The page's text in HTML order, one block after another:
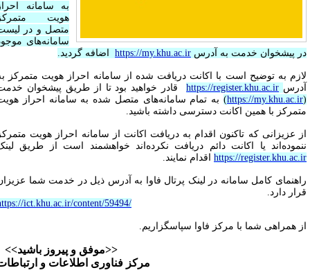
به سامانه احراز
هویت متمرکز
متصل و در لیست
سامانه‌های موجود
پیشخوان خدمت به آدرس https://my.khu.ac.irاضافه گردید.
به توضیح است با اکانت دریافت شده از سامانه احراز هویت متمرکز به
https://register.khu.ac.irقادر خواهید بود تا از طریق پیشخوان خدمت
https://my.khu.ac.ir
) به تمام سامانه‌های متصل شده به سامانه احراز هویت
با همین اکانت دسترسی داشته باشید.
عزیزانی که تاکنون اقدام به دریافت اکانت از سامانه احراز هویت متمرکز
یا اکانت دائم دریافت نکرده‌اند خواهشمند است از طریق لینک
https://اقدام نمایند.
کامل سامانه در لینک پرتال فاوا به آدرس ذیل در خدمت شما عزیزان
دارد.
https://ict.khu.ac.ir/content/59494/
همراهی شما با مرکز فاوا سپاسگزاریم.
<<موفق و پیروز باشید>>
مرکز فناوری اطلاعات و ارتباطات